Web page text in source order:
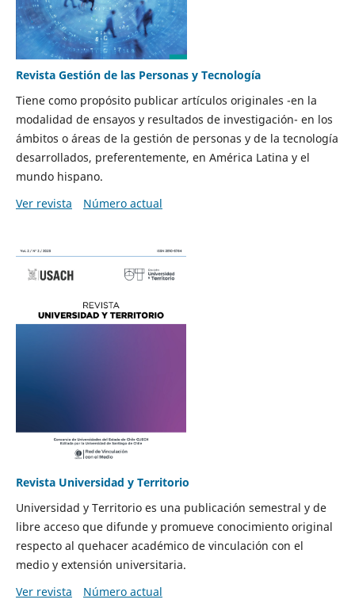
Revista Gestión de las Personas y Tecnología
Tiene como propósito publicar artículos originales -en la
modalidad de ensayos y resultados de investigación- en los
ámbitos o áreas de la gestión de personas y de la tecnología
desarrollados, preferentemente, en América Latina y el
mundo hispano.
Ver revista
Número actual
Revista Universidad y Territorio
Universidad y Territorio es una publicación semestral y de
libre acceso que difunde y promueve conocimiento original
respecto al quehacer académico de vinculación con el
medio y extensión universitaria.
Ver revista
Número actual